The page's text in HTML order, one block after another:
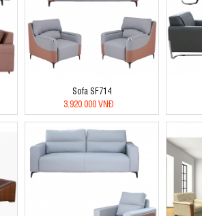
Sofa SF714
3.920.000 VNĐ